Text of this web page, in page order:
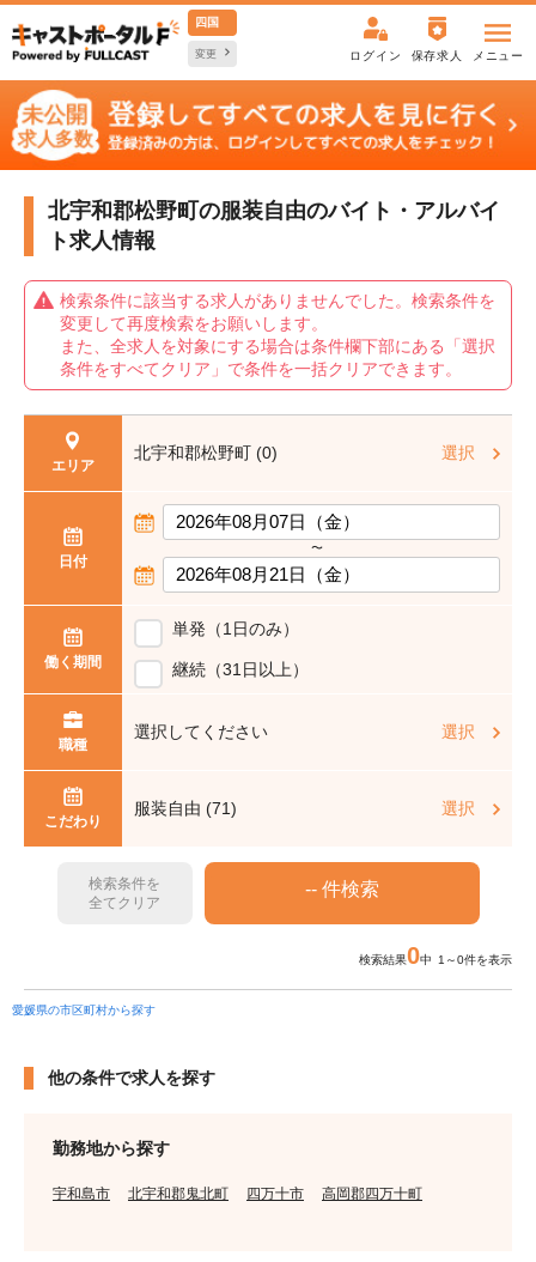
四国
変更 ログイン 保存求人 メニュー
北宇和郡松野町の服装自由のバイト・アルバイ
ト求人情報
検索条件に該当する求人がありませんでした。検索条件を
変更して再度検索をお願いします。
また、全求人を対象にする場合は条件欄下部にある「選択
条件をすべてクリア」で条件を一括クリアできます。
エリア
北宇和郡松野町 (0) 選択
日付
〜
働く期間
単発（1日のみ）
継続（31日以上）
職種
選択してください 選択
こだわり
服装自由 (71) 選択
検索条件を
全てクリア
検索結果0中 1～0件を表示
愛媛県の市区町村から探す
他の条件で求人を探す
勤務地から探す
宇和島市 北宇和郡鬼北町 四万十市 高岡郡四万十町